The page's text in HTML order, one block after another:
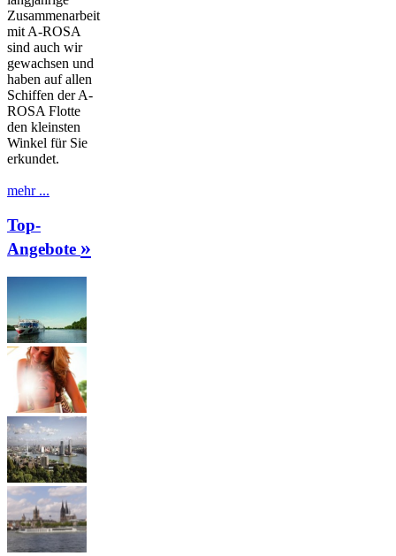
Zusammenarbeit
mit A-ROSA
sind auch wir
gewachsen und
haben auf allen
Schiffen der A-
ROSA Flotte
den kleinsten
Winkel für Sie
erkundet.
mehr ...
Top-
Angebote »